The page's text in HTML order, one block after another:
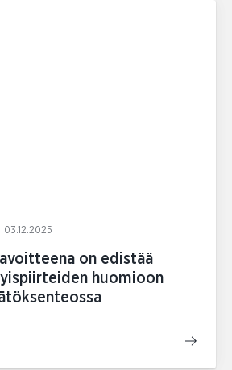
03.12.2025
on edistää
huomioon